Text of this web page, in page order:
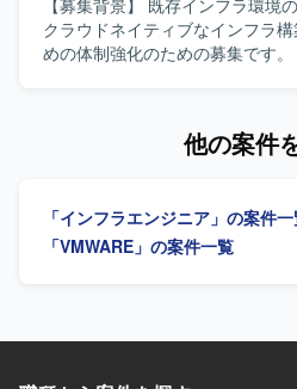
定型業務と、状況に応じた柔軟
いただける方が望ましいです。 【ポジションの魅力】 SAP
務プロセス理解と技術スキルの
【開発環境】 SAP ECC6.0を中
る開発およびJP1を用いたジョブ
【募集背景】 既存インフラ環境
クラウドネイティブなインフラ
めの体制強化のための募集です。 【作業内容】 既存インフ
（Rails、Laravel、Spring）向け
い、クラウドおよびオンプレミ
と防御体制の設計・構築・運用
に取り組み、IaCやコンテナ技術
他の案件
「インフラエンジニア」の案件
「VMWARE」の案件一覧